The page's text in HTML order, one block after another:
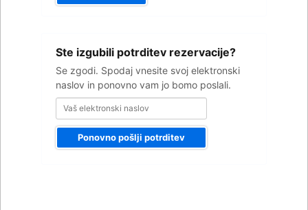
Ste izgubili potrditev rezervacije?
Se zgodi. Spodaj vnesite svoj elektronski
naslov in ponovno vam jo bomo poslali.
elektronski
naslov
Ponovno pošlji potrditev